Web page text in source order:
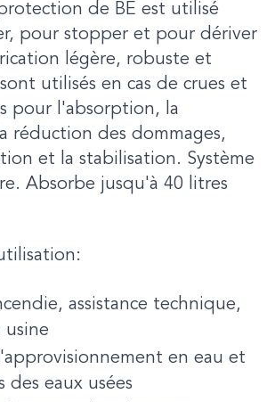
de BE est utilisé
pour stopper et pour dériver
légère, robuste et
utilisés en cas de crues et
pour l'absorption, la
réduction des dommages,
et la stabilisation. Système
Absorbe jusqu'à 40 litres
assistance technique,
usine
en eau et
des eaux usées